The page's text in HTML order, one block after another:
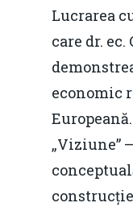
Lucrarea
care dr.
economic
Europeană.
„Viziune”
construcție